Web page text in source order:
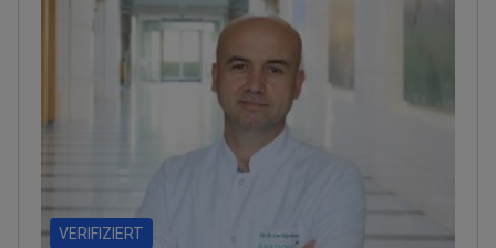
VERIFIZIERT